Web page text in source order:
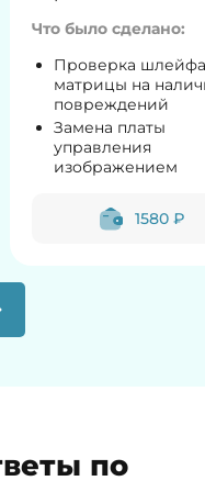
Что было сделано:
Проверка шлейфа
матрицы на
повреждений
Замена платы
управления
изображением
1580 ₽
по